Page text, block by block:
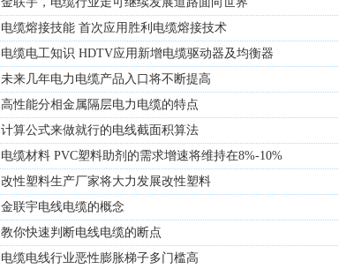
电缆熔接技能 首次应用胜利电缆熔接技术
电缆电工知识 HDTV应用新增电缆驱动器及均衡器
未来几年电力电缆产品入口将不断提高
高性能分相金属隔层电力电缆的特点
计算公式来做就行的电线截面积算法
电缆材料 PVC塑料助剂的需求增速将维持在8%-10%
改性塑料生产厂家将大力发展改性塑料
金联宇电线电缆的概念
教你快速判断电线电缆的断点
电缆电线行业恶性膨胀梯子多门槛高